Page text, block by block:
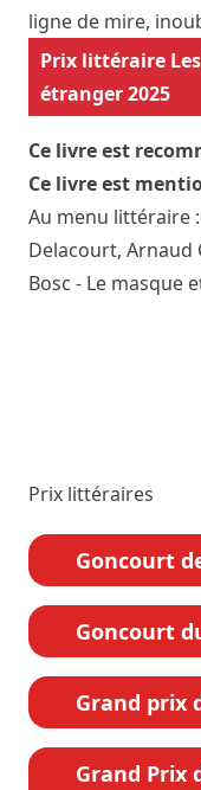
ligne de mire,
Prix littéraire
étranger 2025
Ce livre est
Ce livre est
Au menu littéraire
Delacourt, Arnaud
Bosc - Le masque
Prix littéraires
Goncourt
Goncourt
Grand prix
Grand Prix